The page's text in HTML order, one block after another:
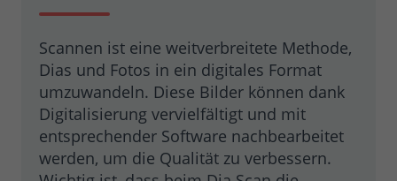
Scannen ist eine weitverbreitete Methode,
Dias und Fotos in ein digitales Format
umzuwandeln. Diese Bilder können dank
Digitalisierung vervielfältigt und mit
entsprechender Software nachbearbeitet
werden, um die Qualität zu verbessern.
Zweck
Bestimmte Daten werden nur maximal
einmal pro Minute an Google Analytics
gesendet. Das Cookie hat eine
Lebensdauer von einer Minute. Solange
es gesetzt ist, werden bestimmte
Datenübertragungen unterbunden.